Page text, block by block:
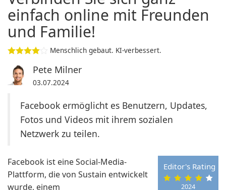
einfach online mit Freunden
und Familie!
Menschlich gebaut. KI-verbessert.
Pete Milner
03.07.2024
Facebook ermöglicht es Benutzern, Updates,
Fotos und Videos mit ihrem sozialen
Netzwerk zu teilen.
2024
Editor's Rating
Facebook ist eine Social-Media-
Plattform, die von Sustain entwickelt
wurde, einem